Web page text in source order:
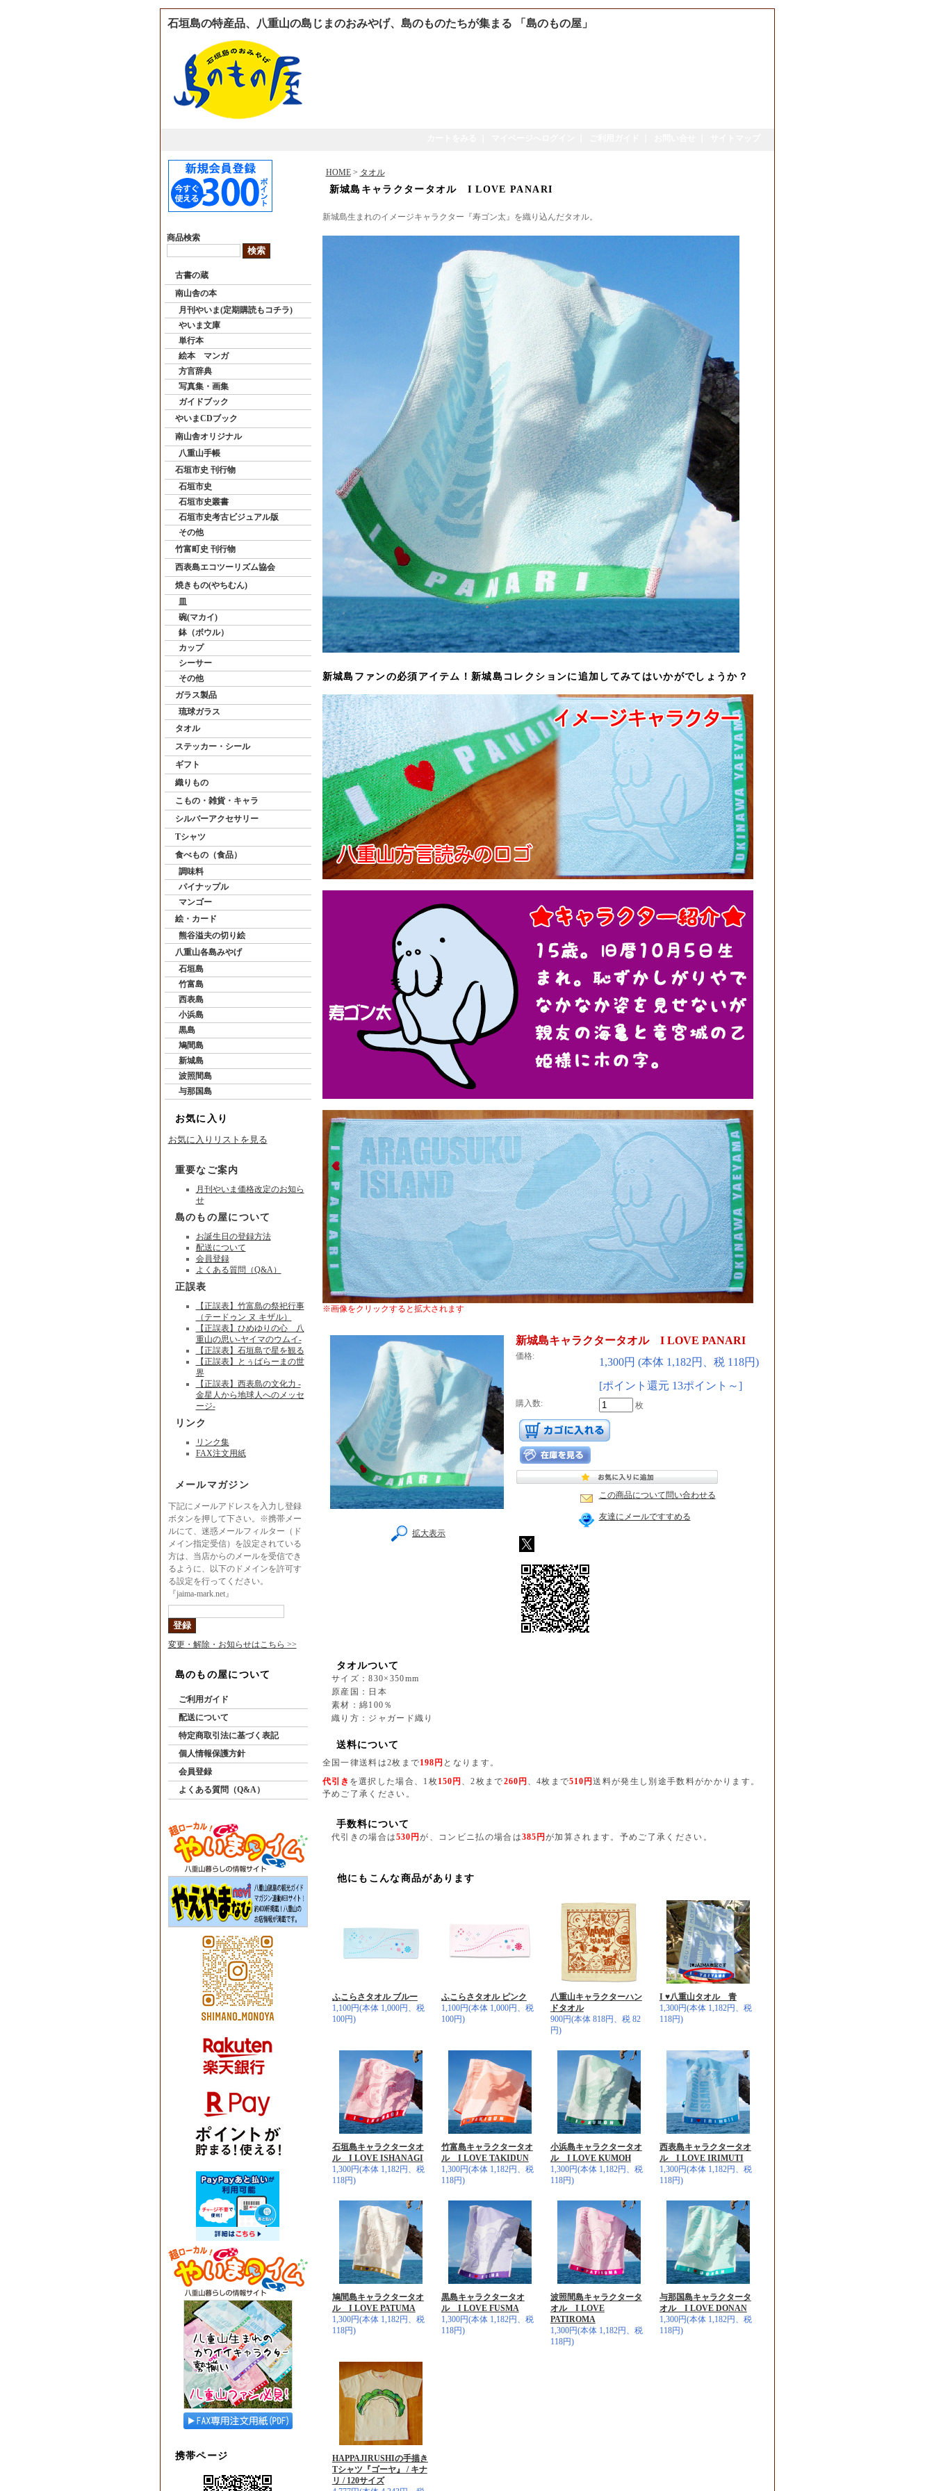
石垣島の特産品、八重山の島じまのおみやげ、島のものたちが集まる 「島のもの屋」
商品検索
古書の蔵
南山舎の本
月刊やいま(定期購読もコチラ)
やいま文庫
単行本
絵本 マンガ
方言辞典
写真集・画集
ガイドブック
やいまCDブック
南山舎オリジナル
八重山手帳
石垣市史 刊行物
石垣市史
石垣市史叢書
石垣市史考古ビジュアル版
その他
竹富町史 刊行物
西表島エコツーリズム協会
焼きもの(やちむん)
皿
碗(マカイ)
鉢（ボウル）
カップ
シーサー
その他
ガラス製品
琉球ガラス
タオル
ステッカー・シール
ギフト
織りもの
こもの・雑貨・キャラ
シルバーアクセサリー
Tシャツ
食べもの（食品）
調味料
パイナップル
マンゴー
絵・カード
熊谷溢夫の切り絵
八重山各島みやげ
石垣島
竹富島
西表島
小浜島
黒島
鳩間島
新城島
波照間島
与那国島
お気に入り
お気に入りリストを見る
重要なご案内
月刊やいま価格改定のお知ら
せ
島のもの屋について
お誕生日の登録方法
配送について
会員登録
よくある質問（Q&A）
正誤表
【正誤表】竹富島の祭祀行事
（テードゥン ヌ キザル）
【正誤表】ひめゆりの心 八
重山の思い-ヤイマのウムイ-
【正誤表】石垣島で星を観る
【正誤表】とぅばらーまの世
界
【正誤表】西表島の文化力 -
金星人から地球人へのメッセ
ージ-
リンク
リンク集
FAX注文用紙
メールマガジン
下記にメールアドレスを入力し登録
ボタンを押して下さい。※携帯メー
ルにて、迷惑メールフィルター（ド
メイン指定受信）を設定されている
方は、当店からのメールを受信でき
るように、以下のドメインを許可す
る設定を行ってください。
『jaima-mark.net』
変更・解除・お知らせはこちら >>
島のもの屋について
ご利用ガイド
配送について
特定商取引法に基づく表記
個人情報保護方針
会員登録
よくある質問（Q&A）
携帯ページ
HOME> タオル
新城島キャラクタータオル I LOVE PANARI
新城島生まれのイメージキャラクター『寿ゴン太』を織り込んだタオル。
新城島ファンの必須アイテム！新城島コレクションに追加してみてはいかがでしょうか？
※画像をクリックすると拡大されます
拡大表示
新城島キャラクタータオル I LOVE PANARI
価格:
1,300円 (本体 1,182円、税 118円)
[ポイント還元 13ポイント～]
購入数: 枚
この商品について問い合わせる
友達にメールですすめる
タオルついて
サイズ：830×350mm
原産国：日本
素材：綿100％
織り方：ジャガード織り
送料について
全国一律送料は2枚まで198円 となります。
代引き を選択した場合、1枚150円 、2枚まで260円 、4枚まで510円送料が発生し別途手数料がかかります。
予めご了承ください。
手数料について
代引きの場合は530円が、コンビニ払の場合は385円 が加算されます。予めご了承ください。
他にもこんな商品があります
ふこらさタオル ブルー
1,100円(本体 1,000円、税
100円)
ふこらさタオル ピンク
1,100円(本体 1,000円、税
100円)
八重山キャラクターハン
ドタオル
900円(本体 818円、税 82
円)
I ♥八重山タオル 青
1,300円(本体 1,182円、税
118円)
石垣島キャラクタータオ
ル I LOVE ISHANAGI
1,300円(本体 1,182円、税
118円)
竹富島キャラクタータオ
ル I LOVE TAKIDUN
1,300円(本体 1,182円、税
118円)
小浜島キャラクタータオ
ル I LOVE KUMOH
1,300円(本体 1,182円、税
118円)
西表島キャラクタータオ
ル I LOVE IRIMUTI
1,300円(本体 1,182円、税
118円)
鳩間島キャラクタータオ
ル I LOVE PATUMA
1,300円(本体 1,182円、税
118円)
黒島キャラクタータオ
ル I LOVE FUSMA
1,300円(本体 1,182円、税
118円)
波照間島キャラクタータ
オル I LOVE
PATIROMA
1,300円(本体 1,182円、税
118円)
与那国島キャラクタータ
オル I LOVE DONAN
1,300円(本体 1,182円、税
118円)
HAPPAJIRUSHIの手描き
Tシャツ『ゴーヤ』 / キナ
リ / 120サイズ